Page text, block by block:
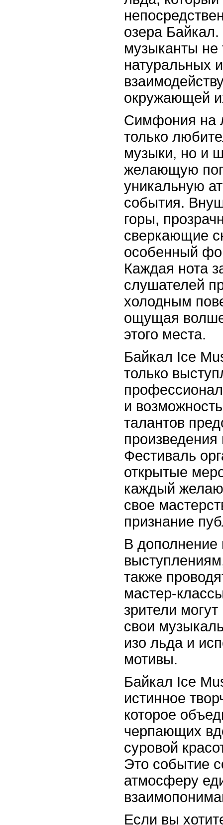
озера
музыканты не
натуральных
окружающей
Симфония на
только
музыки, но и
желающую
уникальную
события.
горы,
сверкающие
особенный
Каждая нота
слушателей
холодным
ощущая
этого места.
Байкал Ice
только
и
талантов
Фестиваль
открытые
каждый
свое
признание
В
также
мастер-
зрители
свои
изо льда и
мотивы.
Байкал Ice
истинное
которое
черпающих
суровой
Это событие
атмосферу
Если вы